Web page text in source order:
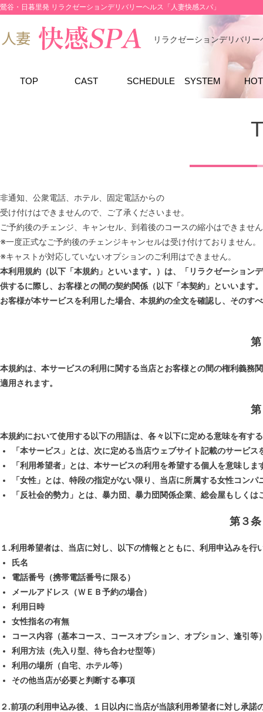
鶯谷・日暮里発 リラクゼーションデリバリーヘルス「人妻快感スパ」
リラクゼーションデリバリー
TOP CAST SCHEDULE SYSTEM
非通知、公衆電話、ホテル、固定電話からの
受け付けはできませんので、ご了承くださいませ。
ご予約後のチェンジ、キャンセル、到着後のコースの縮小はできませ
※一度正式なご予約後のチェンジキャンセルは受け付けておりません。
※キャストが対応していないオプションのご利用はできません。
本利用規約（以下「本規約」といいます。）は、「リラクゼーショ
供するに際し、お客様との間の契約関係（以下「本契約」といいます
お客様が本サービスを利用した場合、本規約の全文を確認し、そのす
本規約は、本サービスの利用に関する当店とお客様との間の権利義務
適用されます。
本規約において使用する以下の用語は、各々以下に定める意味を有す
「本サービス」とは、次に定める当店ウェブサイト記載のサービス
「利用希望者」とは、本サービスの利用を希望する個人を意味しま
「女性」とは、特段の指定がない限り、当店に所属する女性コンパ
「反社会的勢力」とは、暴力団、暴力団関係企業、総会屋もしく
第３
１.利用希望者は、当店に対し、以下の情報とともに、利用申込みを行
氏名
電話番号（携帯電話番号に限る）
メールアドレス（ＷＥＢ予約の場合）
利用日時
女性指名の有無
コース内容（基本コース、コースオプション、オプション、逢引等
利用方法（先入り型、待ち合わせ型等）
利用の場所（自宅、ホテル等）
その他当店が必要と判断する事項
２.前項の利用申込み後、１日以内に当店が当該利用希望者に対し承